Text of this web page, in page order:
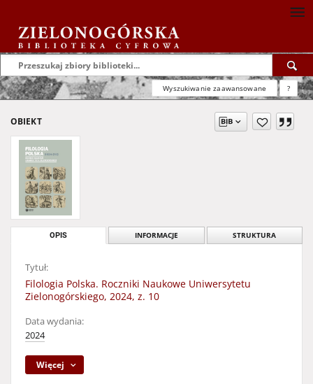
Wyszukiwanie zaawansowane ?
OBIEKT
OPIS INFORMACJE STRUKTURA
Tytuł:
Filologia Polska. Roczniki Naukowe Uniwersytetu
Zielonogórskiego, 2024, z. 10
Data wydania:
2024
Więcej